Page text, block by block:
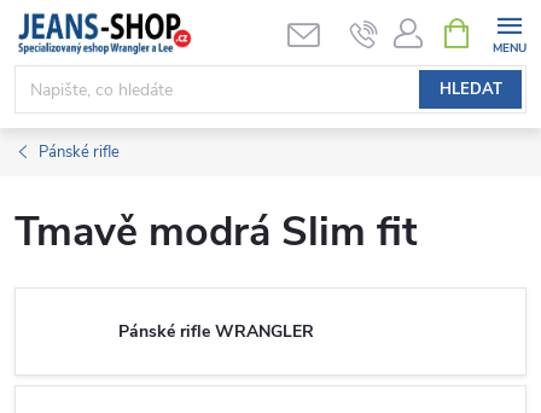
Přejít
obsah
HLEDAT
NÁKUPNÍ
KOŠÍK
Pánské rifle
Tmavě modrá Slim fit
Pánské rifle WRANGLER